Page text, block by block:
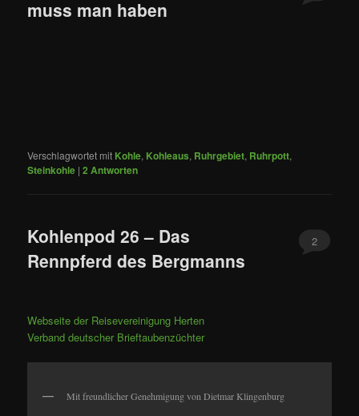
muss man haben
Verschlagwortet mit Kohle, Kohleaus, Ruhrgebiet, Ruhrpott,
Steinkohle |2 Antworten
Kohlenpod 26 – Das
Rennpferd des Bergmanns
2
Webseite der Reisevereinigung Herten
Verband deutscher Brieftaubenzüchter
Mit freundlicher Genehmigung von Dietmar Klingenburg